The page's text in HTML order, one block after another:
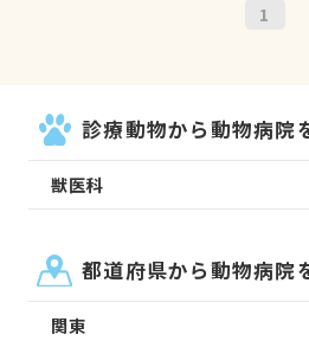
1
診療動物から動物病院
獣医科
都道府県から動物病院
関東